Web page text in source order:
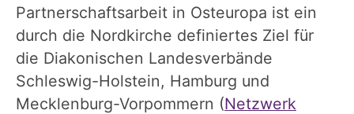
Partnerschaftsarbeit in Osteuropa ist ein
durch die Nordkirche definiertes Ziel für
die Diakonischen Landesverbände
Schleswig-Holstein, Hamburg und
Mecklenburg-Vorpommern (Netzwerk